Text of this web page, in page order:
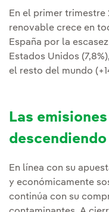
En el primer
renovable crece en
España por la
Estados Unidos
el resto del mundo
Las
descendiendo
En línea con su
y económicamente
continúa con su